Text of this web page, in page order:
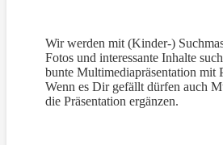
Wir werden mit (Kinder-)
Fotos und interessante Inhalte
bunte Multimediapräsentation mit
Wenn es Dir gefällt dürfen auch
die Präsentation ergänzen.